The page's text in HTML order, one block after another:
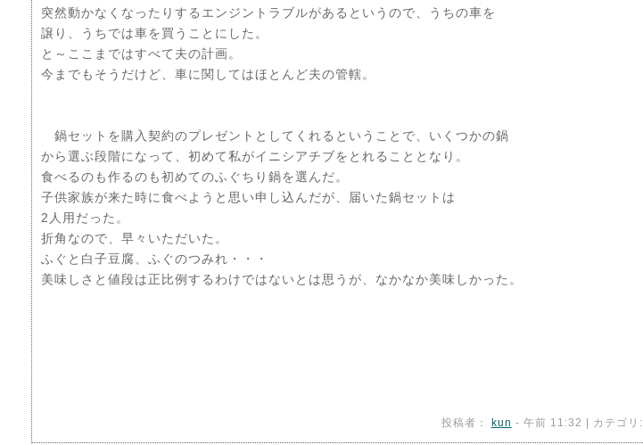
突然動かなくなったりするエンジントラブルがあるというので、うちの車を
譲り、うちでは車を買うことにした。
と～ここまではすべて夫の計画。
今までもそうだけど、車に関してはほとんど夫の管轄。
鍋セットを購入契約のプレゼントとしてくれるということで、いくつかの鍋
から選ぶ段階になって、初めて私がイニシアチブをとれることとなり。
食べるのも作るのも初めてのふぐちり鍋を選んだ。
子供家族が来た時に食べようと思い申し込んだが、届いた鍋セットは
2人用だった。
折角なので、早々いただいた。
ふぐと白子豆腐、ふぐのつみれ・・・
美味しさと値段は正比例するわけではないとは思うが、なかなか美味しかった。
投稿者： kun - 午前 11:32 | カテゴリ: